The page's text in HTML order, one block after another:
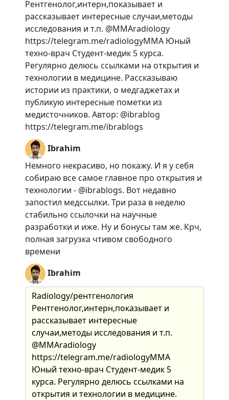
Рентгенолог,интерн,показывает и
рассказывает интересные случаи,методы
исследования и т.п. @MMAradiology
https://telegram.me/radiologyMMA Юный
техно-врач Студент-медик 5 курса.
Регулярно делюсь ссылками на открытия и
технологии в медицине. Рассказываю
истории из практики, о медгаджетах и
публикую интересные пометки из
медисточников. Автор: @ibrablog
https://telegram.me/ibrablogs
Ibrahim
Немного некрасиво, но покажу. И я у себя
собираю все самое главное про открытия и
технологии - @ibrablogs. Вот недавно
запостил медссылки. Три раза в неделю
стабильно ссылочки на научные
разработки и иже. Ну и бонусы там же. Крч,
полная загрузка чтивом свободного
времени
Ibrahim
Radiology/рентгенология
Рентгенолог,интерн,показывает и
рассказывает интересные
случаи,методы исследования и т.п.
@MMAradiology
https://telegram.me/radiologyMMA
Юный техно-врач Студент-медик 5
курса. Регулярно делюсь ссылками на
открытия и технологии в медицине.